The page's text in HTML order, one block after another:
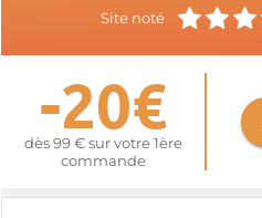
Site noté
-20€
dès 99 € sur votre 1ère
commande